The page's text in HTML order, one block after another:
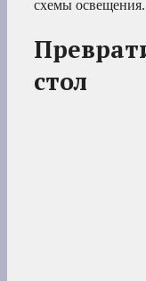
схемы освещения.
стол